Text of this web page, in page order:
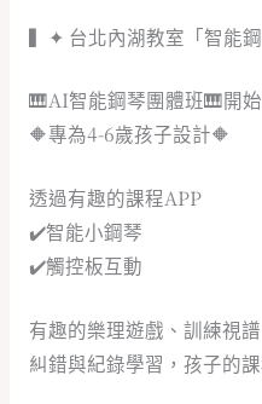
▍✦ 台北內湖教室「智能
🎹AI智能鋼琴團體班🎹開始
🔶專為4-6歲孩子設計🔶
透過有趣的課程APP
✔️智能小鋼琴
✔️觸控板互動
有趣的樂理遊戲、訓練視
糾錯與紀錄學習，孩子的